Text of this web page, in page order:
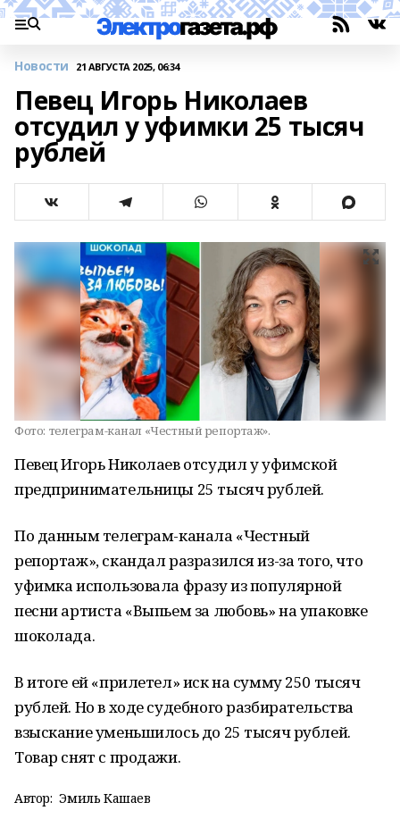
Новости 21 АВГУСТА 2025, 06:34
Певец Игорь Николаев
отсудил у уфимки 25 тысяч
рублей
Фото: телеграм-канал «Честный репортаж».
Певец Игорь Николаев отсудил у уфимской
предпринимательницы 25 тысяч рублей.
По данным телеграм-канала «Честный
репортаж», скандал разразился из-за того, что
уфимка использовала фразу из популярной
песни артиста «Выпьем за любовь» на упаковке
шоколада.
В итоге ей «прилетел» иск на сумму 250 тысяч
рублей. Но в ходе судебного разбирательства
взыскание уменьшилось до 25 тысяч рублей.
Товар снят с продажи.
Автор: Эмиль Кашаев